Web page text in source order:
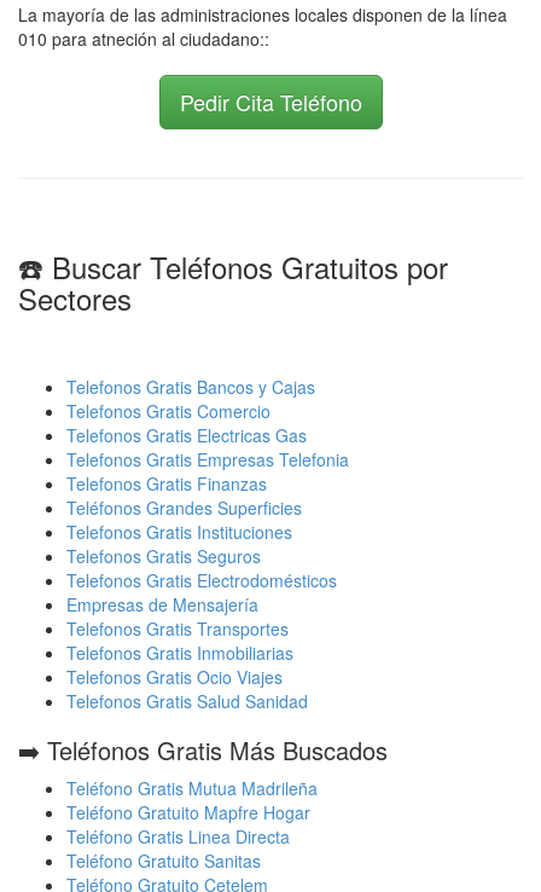
La mayoría de las administraciones locales disponen de la línea
010 para atneción al ciudadano::
Pedir Cita Teléfono
☎️ Buscar Teléfonos Gratuitos por
Sectores
Telefonos Gratis Bancos y Cajas
Telefonos Gratis Comercio
Telefonos Gratis Electricas Gas
Telefonos Gratis Empresas Telefonia
Telefonos Gratis Finanzas
Teléfonos Grandes Superficies
Telefonos Gratis Instituciones
Telefonos Gratis Seguros
Telefonos Gratis Electrodomésticos
Empresas de Mensajería
Telefonos Gratis Transportes
Telefonos Gratis Inmobiliarias
Telefonos Gratis Ocio Viajes
Telefonos Gratis Salud Sanidad
➡️ Teléfonos Gratis Más Buscados
Teléfono Gratis Mutua Madrileña
Teléfono Gratuito Mapfre Hogar
Teléfono Gratis Linea Directa
Teléfono Gratuito Sanitas
Teléfono Gratuito Cetelem